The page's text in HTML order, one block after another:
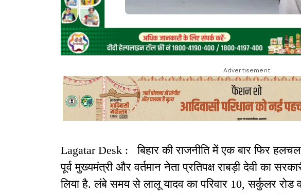
Advertisement
Lagatar Desk : बिहार की राजनीति में एक बार फिर
पूर्व मुख्यमंत्री और वर्तमान नेता प्रतिपक्ष राबड़ी देवी का
लिया है. लंबे समय से लालू यादव का परिवार 10, सर्कुलर